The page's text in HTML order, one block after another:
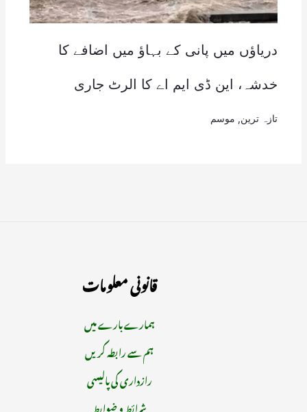
دریاؤں میں پانی کے بہاؤ میں اضافے کا
خدشہ، این ڈی ایم اے کا الرٹ جاری
تازہ ترین موسم
قانونی معلومات
ہمارے بارے میں
ہم سے رابطہ کریں
رازداری کی پالیسی
شرائط و ضوابط